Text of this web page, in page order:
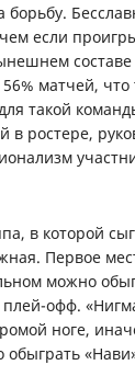
если
составе
матчей, что
такой
в ростере,
в которой
Первое
можно
офф.
ноге,
обыграть